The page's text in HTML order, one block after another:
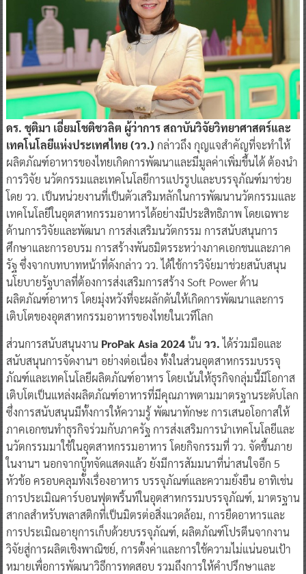
ดร. ชุติมา เอี่ยมโชติชวลิต ผู้ว่าการ สถาบันวิจัยวิทยาศาสตร์และ
เทคโนโลยีแห่งประเทศไทย (วว.) กล่าวถึง กุญแจสำคัญที่จะทำให้
ผลิตภัณฑ์อาหารของไทยเกิดการพัฒนาและมีมูลค่าเพิ่มขึ้นได้ ต้องนำ
การวิจัย นวัตกรรมและเทคโนโลยีการแปรรูปและบรรจุภัณฑ์มาช่วย
โดย วว. เป็นหน่วยงานที่เป็นตัวเสริมหลักในการพัฒนานวัตกรรมและ
เทคโนโลยีในอุตสาหกรรมอาหารได้อย่างมีประสิทธิภาพ โดยเฉพาะ
ด้านการวิจัยและพัฒนา การส่งเสริมนวัตกรรม การสนับสนุนการ
ศึกษาและการอบรม การสร้างพันธมิตรระหว่างภาคเอกชนและภาค
รัฐ ซึ่งจากบทบาทหน้าที่ดังกล่าว วว. ได้ใช้การวิจัยมาช่วยสนับสนุน
นโยบายรัฐบาลที่ต้องการส่งเสริมการสร้าง Soft Power ด้าน
ผลิตภัณฑ์อาหาร โดยมุ่งหวังที่จะผลักดันให้เกิดการพัฒนาและการ
เติบโตของอุตสาหกรรมอาหารของไทยในเวทีโลก
ส่วนการสนับสนุนงาน ProPak Asia 2024นั้นวว.ได้ร่วมมือและ
สนับสนุนการจัดงานฯ อย่างต่อเนื่อง ทั้งในส่วนอุตสาหกรรมบรรจุ
ภัณฑ์และเทคโนโลยีผลิตภัณฑ์อาหาร โดยเน้นให้ธุรกิจกลุ่มนี้มีโอกาส
เติบโตเป็นแหล่งผลิตภัณฑ์อาหารที่มีคุณภาพตามมาตรฐานระดับโลก
ซึ่งการสนับสนุนมีทั้งการให้ความรู้ พัฒนาทักษะ การเสนอโอกาสให้
ภาคเอกชนทำธุรกิจร่วมกับภาครัฐ การส่งเสริมการนำเทคโนโลยีและ
นวัตกรรมมาใช้ในอุตสาหกรรมอาหาร โดยกิจกรรมที่ วว. จัดขึ้นภาย
ในงานฯ นอกจากบู๊ทจัดแสดงแล้ว ยังมีการสัมมนาที่น่าสนใจอีก 5
หัวข้อ ครอบคลุมทั้งเรื่องอาหาร บรรจุภัณฑ์และความยั่งยืน อาทิเช่น
การประเมิณคาร์บอนฟุตพริ้นท์ในอุตสาหกรรมบรรจุภัณฑ์, มาตรฐาน
สากลสำหรับพลาสติกที่เป็นมิตรต่อสิ่งแวดล้อม, การยืดอาหารและ
การประเมิณอายุการเก็บด้วยบรรจุภัณฑ์, ผลิตภัณฑ์โปรตีนจากงาน
วิจัยสู่การผลิตเชิงพาณิชย์, การตั้งค่าและการใช้ความไม่แน่นอนเป้า
หมายเพื่อการพัฒนาวิธีการทดสอบ รวมถึงการให้คำปรึกษาและ